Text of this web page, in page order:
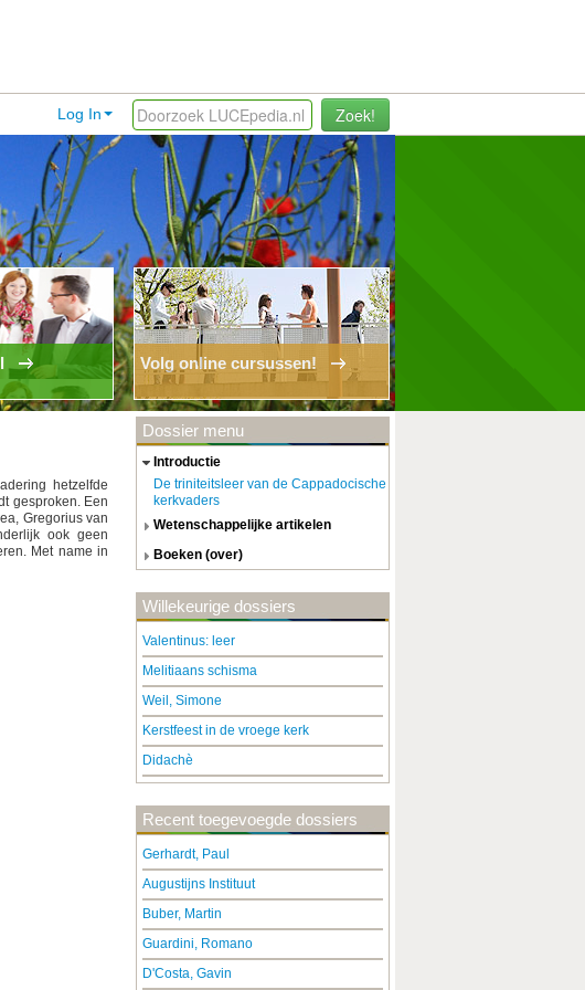
Zoek!
Log In
Volg online cursussen!
hetzelfde
gesproken. Een
Gregorius van
ook geen
Met name in
Dossier menu
introductie
De triniteitsleer van de Cappadocische
kerkvaders
wetenschappelijke artikelen
boeken (over)
Willekeurige dossiers
Valentinus: leer
Melitiaans schisma
Weil, Simone
Kerstfeest in de vroege kerk
Didachè
Recent toegevoegde dossiers
Gerhardt, Paul
Augustijns Instituut
Buber, Martin
Guardini, Romano
D'Costa, Gavin